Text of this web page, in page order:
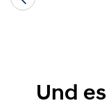
Und